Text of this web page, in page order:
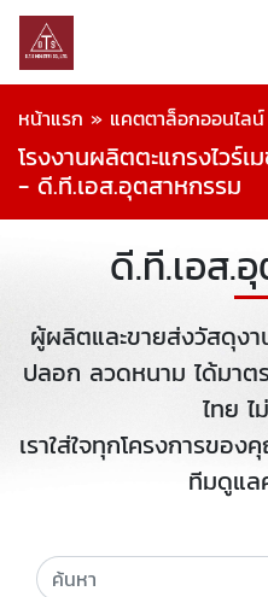
หน้าแรก » แคตตาล็อกออนไลน์
โรงงานผลิตตะแกรงไวร์
- ดี.ที.เอส.อุตสาหกรรม
ดี.ที.เอส.
ผู้ผลิตและขายส่งวัสดุงา
ปลอก ลวดหนาม ได้มา
ไทย
เราใส่ใจทุกโครงการขอ
ทีมดูแล